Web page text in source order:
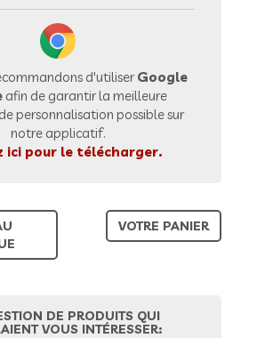
d'utiliserGoogle
afin de garantir la meilleure
personnalisation possible sur
notre applicatif.
ici pour le télécharger.
VOTRE PANIER
DE PRODUITS QUI
VOUS INTÉRESSER: